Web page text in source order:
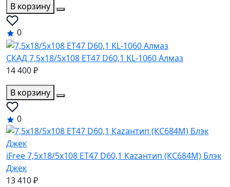
В корзину
0
СКАД 7,5x18/5x108 ET47 D60,1 KL-1060 Алмаз
14 400 ₽
В корзину
0
iFree 7,5x18/5x108 ET47 D60,1 Каzантип (КС684М) Блэк
Джек
13 410 ₽